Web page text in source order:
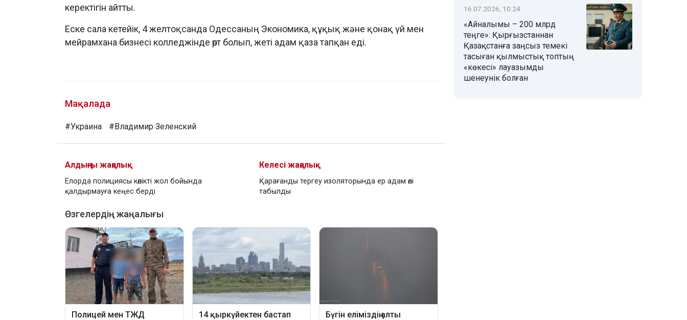
керектігін айтты.
Еске сала кетейік, 4 желтоқсанда Одессаның Экономика, құқық және қонақ үй мен
мейрамхана бизнесі колледжінде өрт болып, жеті адам қаза тапқан еді.
Мақалада
#Украина #Владимир Зеленский
Алдыңғы жаңалық
Елорда полициясы көлікті жол бойында
қалдырмауға кеңес берді
Келесі жаңалық
Қарағанды тергеу изоляторында ер адам өлі
табылды
16.07.2026, 10:24
«Айналымы – 200 млрд
теңге»: Қырғызстаннан
Қазақстанға заңсыз темекі
тасыған қылмыстық топтың
«көкесі» лауазымды
шенеунік болған